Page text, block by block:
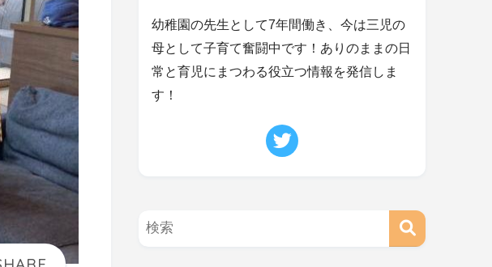
幼稚園の先生として7年間働き、今は三児の
母として子育て奮闘中です！ありのままの日
常と育児にまつわる役立つ情報を発信しま
す！